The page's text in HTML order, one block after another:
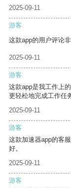
2025-09-11
游客
这款app的用户评论
2025-09-11
游客
这款app是我工作上
更轻松地完成工作任
2025-09-11
游客
这款加速器app的客
好。
2025-09-11
游客